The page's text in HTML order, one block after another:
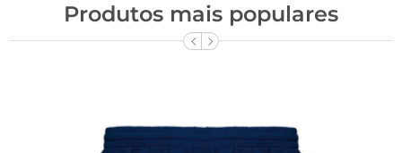
Produtos mais populares